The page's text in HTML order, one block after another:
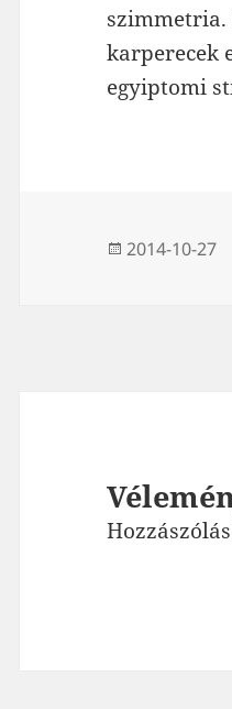
szimmetria.
karperecek
egyiptomi
Közzétéve
2014-10-27